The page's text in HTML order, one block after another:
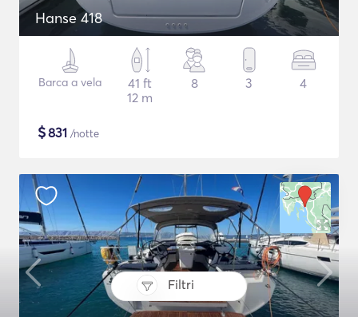
Filtri
Hanse 418
Barca a vela
41 ft
12 m
8 3 4
$831 /notte